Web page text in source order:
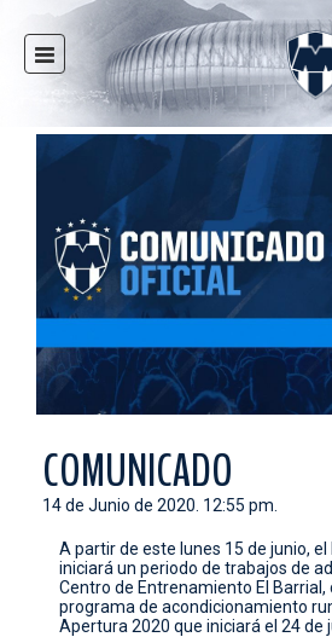
INICIO
NOTICIAS
MULTIMEDIA
RAYADOS
RAYADAS
RESPONSABILIDAD SOCIAL
TAQUILLA
TIENDA
ESTADIO
PRENSA
CONTACTO
COMUNICADO
14 de Junio de 2020. 12:55 pm.
A partir de este lunes 15 de junio, el
iniciará un periodo de trabajos de
Centro de Entrenamiento El Barrial,
programa de acondicionamiento
Apertura 2020 que iniciará el 24 de